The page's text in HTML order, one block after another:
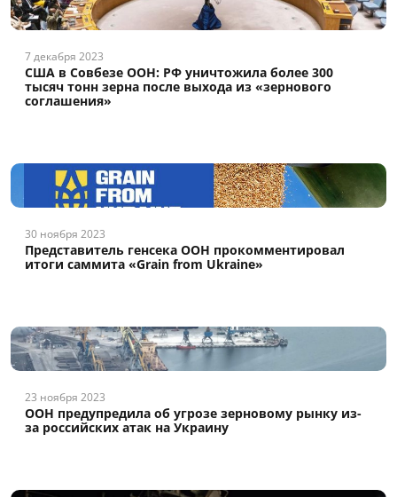
7 декабря 2023
США в Совбезе ООН: РФ уничтожила более 300
тысяч тонн зерна после выхода из «зернового
соглашения»
30 ноября 2023
Представитель генсека ООН прокомментировал
итоги саммита «Grain from Ukraine»
23 ноября 2023
ООН предупредила об угрозе зерновому рынку из-
за российских атак на Украину